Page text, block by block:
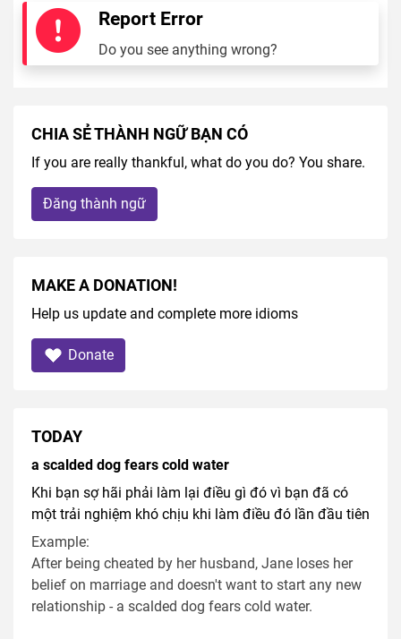
Report Error
Do you see anything wrong?
CHIA SẺ THÀNH NGỮ BẠN CÓ
If you are really thankful, what do you do? You share.
Đăng thành ngữ
MAKE A DONATION!
Help us update and complete more idioms
Donate
TODAY
a scalded dog fears cold water
Khi bạn sợ hãi phải làm lại điều gì đó vì bạn đã có
một trải nghiệm khó chịu khi làm điều đó lần đầu tiên
Example:
After being cheated by her husband, Jane loses her
belief on marriage and doesn't want to start any new
relationship - a scalded dog fears cold water.